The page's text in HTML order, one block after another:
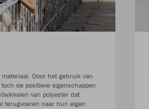
Door het gebruik van
de positieve eigenschappen
van polyester dat
terugvoeren naar hun eigen